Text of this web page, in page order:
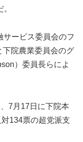
サービス委員会のフ
下院農業委員会のグ
）委員長らによ
7月17日に下院本
134票の超党派支